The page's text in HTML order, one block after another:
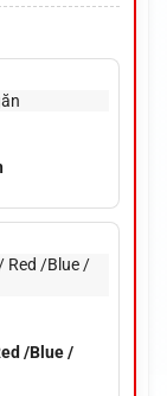
/Blue /